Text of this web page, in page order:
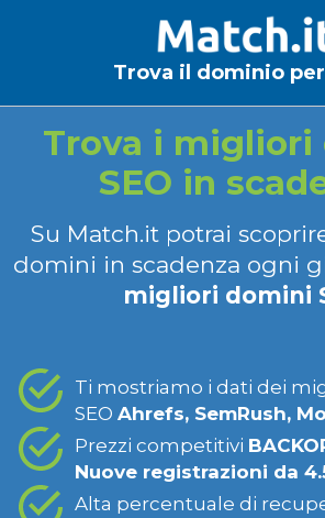
Trova il dominio
Trova i migliori
SEO in
Su Match.it potrai
domini in scadenza ogni
migliori domini
Ti mostriamo i dati dei
SEO Ahrefs, SemRush,
Prezzi competitivi
Nuove registrazioni da
Alta percentuale di